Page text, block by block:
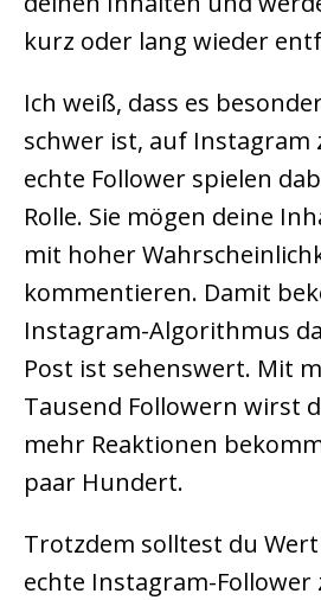
kurz oder lang wieder
Ich weiß, dass es
schwer ist, auf Instagram
echte Follower spielen
Rolle. Sie mögen deine
mit hoher
kommentieren. Damit
Instagram-Algorithmus
Post ist sehenswert. Mit
Tausend Followern wirst
mehr Reaktionen
paar Hundert.
Trotzdem solltest du
echte Instagram-Follower